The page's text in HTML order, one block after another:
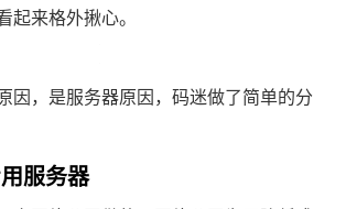
起来格外揪心。
因，是服务器原因，码迷做了简单的分
服务器